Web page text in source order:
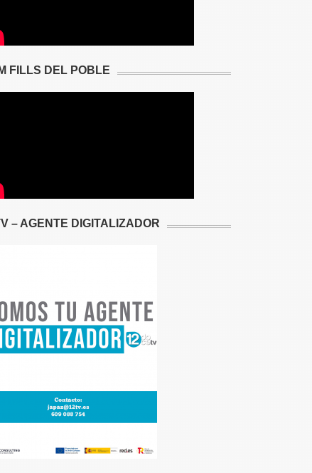
FILLS DEL POBLE
– AGENTE DIGITALIZADOR